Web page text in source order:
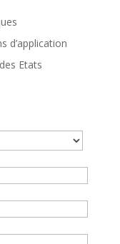
d’application
Etats